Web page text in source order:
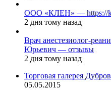
ООО «КЛЕН» — https://
2 дня тому назад
Врач анестезиолог-
Юрьевич — отзывы
2 дня тому назад
Торговая галерея
05.05.2015